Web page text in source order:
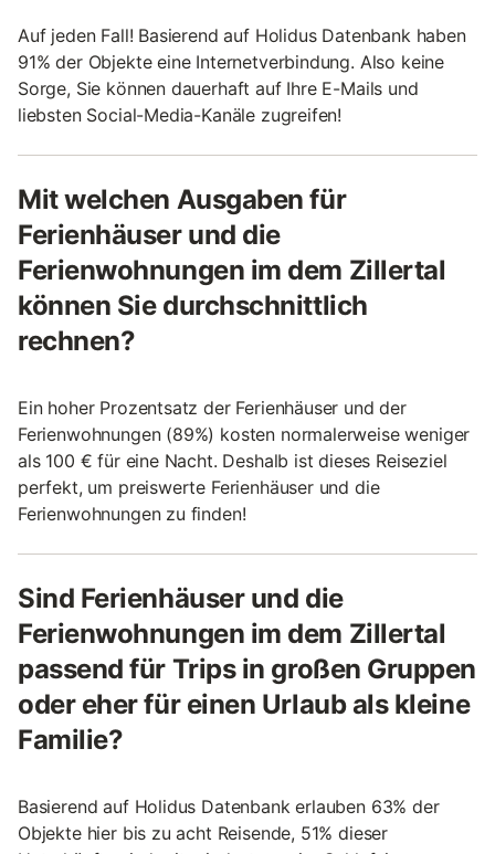
Auf jeden Fall! Basierend auf Holidus Datenbank haben
91% der Objekte eine Internetverbindung. Also keine
Sorge, Sie können dauerhaft auf Ihre E-Mails und
liebsten Social-Media-Kanäle zugreifen!
Mit welchen Ausgaben für
Ferienhäuser und die
Ferienwohnungen im dem Zillertal
können Sie durchschnittlich
rechnen?
Ein hoher Prozentsatz der Ferienhäuser und der
Ferienwohnungen (89%) kosten normalerweise weniger
als 100 € für eine Nacht. Deshalb ist dieses Reiseziel
perfekt, um preiswerte Ferienhäuser und die
Ferienwohnungen zu finden!
Sind Ferienhäuser und die
Ferienwohnungen im dem Zillertal
passend für Trips in großen Gruppen
oder eher für einen Urlaub als kleine
Familie?
Basierend auf Holidus Datenbank erlauben 63% der
Objekte hier bis zu acht Reisende, 51% dieser